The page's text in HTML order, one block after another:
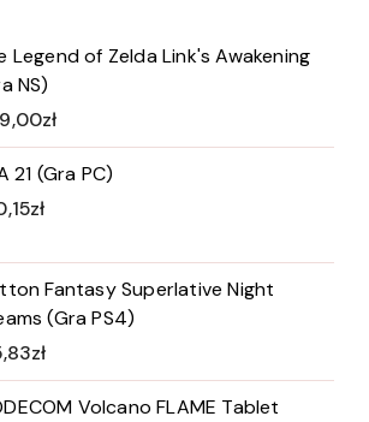
Legend of Zelda Link's Awakening
NS)
zł
21 (Gra PC)
zł
Fantasy Superlative Night
(Gra PS4)
zł
Volcano FLAME Tablet